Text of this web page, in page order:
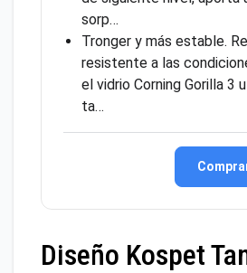
sorp…
Tronger y más estable.
resistente a las
el vidrio Corning Gorilla 3
ta…
Diseño Kospet